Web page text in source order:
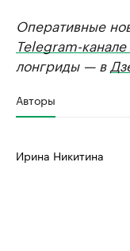
Оперативные
Telegram-
лонгриды — в
Авторы
Ирина Никитина